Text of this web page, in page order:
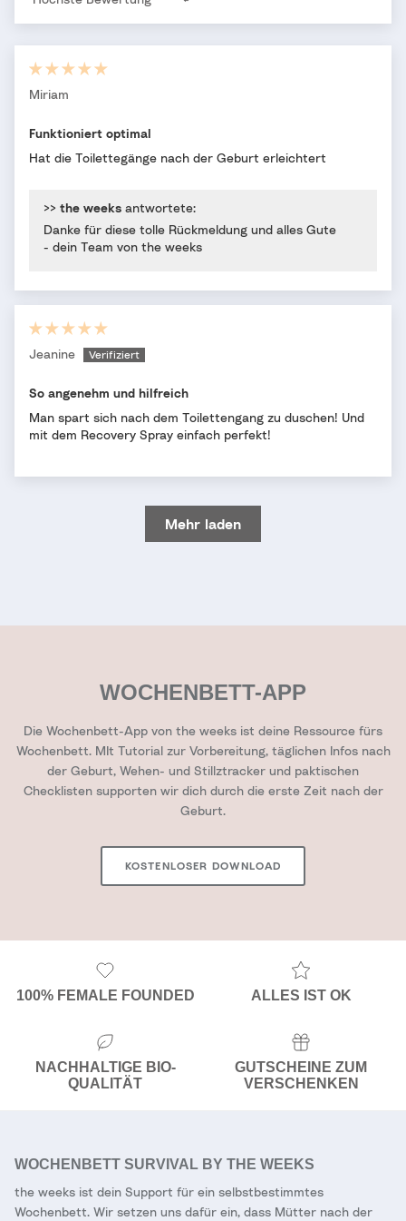
Sort by
Miriam
Funktioniert optimal
Hat die Toilettegänge nach der Geburt erleichtert
>> the weeks antwortete:
Danke für diese tolle Rückmeldung und alles Gute
- dein Team von the weeks
Jeanine
So angenehm und hilfreich
Man spart sich nach dem Toilettengang zu duschen! Und
mit dem Recovery Spray einfach perfekt!
Mehr laden
WOCHENBETT-APP
Die Wochenbett-App von the weeks ist deine Ressource fürs
Wochenbett. MIt Tutorial zur Vorbereitung, täglichen Infos nach
der Geburt, Wehen- und Stillztracker und paktischen
Checklisten supporten wir dich durch die erste Zeit nach der
Geburt.
KOSTENLOSER DOWNLOAD
100% FEMALE FOUNDED ALLES IST OK
NACHHALTIGE BIO-
QUALITÄT
GUTSCHEINE ZUM
VERSCHENKEN
WOCHENBETT SURVIVAL BY THE WEEKS
the weeks ist dein Support für ein selbstbestimmtes
Wochenbett. Wir setzen uns dafür ein, dass Mütter nach der